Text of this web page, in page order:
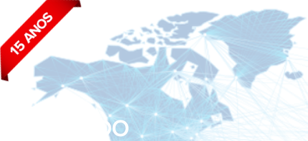
BLOG DO